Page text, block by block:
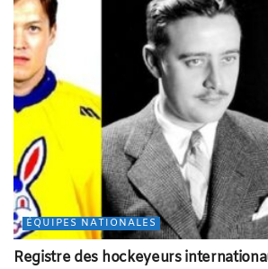
ÉQUIPES NATIONALES
Registre des hockeyeurs